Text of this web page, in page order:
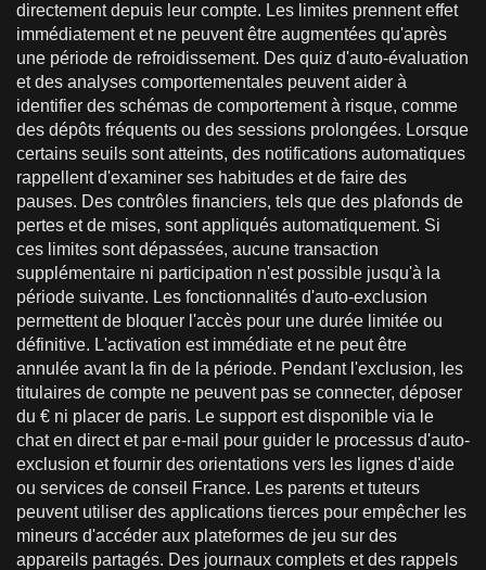
directement depuis leur compte. Les limites prennent effet
immédiatement et ne peuvent être augmentées qu'après
une période de refroidissement. Des quiz d'auto-évaluation
et des analyses comportementales peuvent aider à
identifier des schémas de comportement à risque, comme
des dépôts fréquents ou des sessions prolongées. Lorsque
certains seuils sont atteints, des notifications automatiques
rappellent d'examiner ses habitudes et de faire des
pauses. Des contrôles financiers, tels que des plafonds de
pertes et de mises, sont appliqués automatiquement. Si
ces limites sont dépassées, aucune transaction
supplémentaire ni participation n'est possible jusqu'à la
période suivante. Les fonctionnalités d'auto-exclusion
permettent de bloquer l'accès pour une durée limitée ou
définitive. L'activation est immédiate et ne peut être
annulée avant la fin de la période. Pendant l'exclusion, les
titulaires de compte ne peuvent pas se connecter, déposer
du € ni placer de paris. Le support est disponible via le
chat en direct et par e-mail pour guider le processus d'auto-
exclusion et fournir des orientations vers les lignes d'aide
ou services de conseil France. Les parents et tuteurs
peuvent utiliser des applications tierces pour empêcher les
mineurs d'accéder aux plateformes de jeu sur des
appareils partagés. Des journaux complets et des rappels